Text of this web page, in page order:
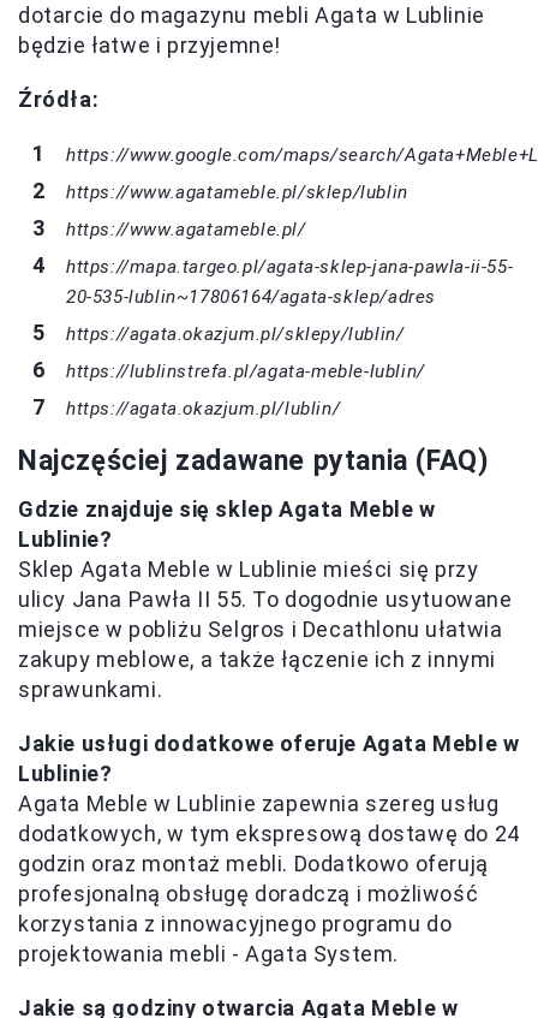
dotarcie do magazynu mebli Agata w Lublinie
będzie łatwe i przyjemne!
Źródła:
https://www.google.com/maps/search/
https://www.agatameble.pl/sklep/lublin
https://www.agatameble.pl/
https://mapa.targeo.pl/agata-sklep-jana-pawla-ii-55-
20-535-lublin~17806164/agata-sklep/adres
https://agata.okazjum.pl/sklepy/lublin/
https://lublinstrefa.pl/agata-meble-lublin/
https://agata.okazjum.pl/lublin/
Najczęściej zadawane pytania (FAQ)
Gdzie znajduje się sklep Agata Meble w
Lublinie?
Sklep Agata Meble w Lublinie mieści się przy
ulicy Jana Pawła II 55. To dogodnie usytuowane
miejsce w pobliżu Selgros i Decathlonu ułatwia
zakupy meblowe, a także łączenie ich z innymi
sprawunkami.
Jakie usługi dodatkowe oferuje Agata Meble w
Lublinie?
Agata Meble w Lublinie zapewnia szereg usług
dodatkowych, w tym ekspresową dostawę do 24
godzin oraz montaż mebli. Dodatkowo oferują
profesjonalną obsługę doradczą i możliwość
korzystania z innowacyjnego programu do
projektowania mebli - Agata System.
Jakie są godziny otwarcia Agata Meble w